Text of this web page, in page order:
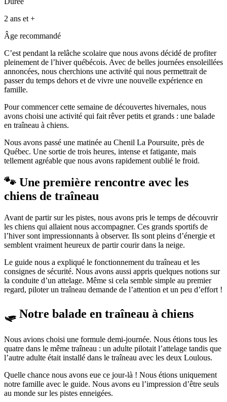
2 ans et +
Âge recommandé
C’est pendant la relâche scolaire que nous avons décidé de profiter
pleinement de l’hiver québécois. Avec de belles journées ensoleillées
annoncées, nous cherchions une activité qui nous permettrait de
passer du temps dehors et de vivre une nouvelle expérience en
famille.
Pour commencer cette semaine de découvertes hivernales, nous
avons choisi une activité qui fait rêver petits et grands : une balade
en traîneau à chiens.
Nous avons passé une matinée au Chenil La Poursuite, près de
Québec. Une sortie de trois heures, intense et fatigante, mais
tellement agréable que nous avons rapidement oublié le froid.
🐾 Une première rencontre avec les
chiens de traîneau
Avant de partir sur les pistes, nous avons pris le temps de découvrir
les chiens qui allaient nous accompagner. Ces grands sportifs de
l’hiver sont impressionnants à observer. Ils sont pleins d’énergie et
semblent vraiment heureux de partir courir dans la neige.
Le guide nous a expliqué le fonctionnement du traîneau et les
consignes de sécurité. Nous avons aussi appris quelques notions sur
la conduite d’un attelage. Même si cela semble simple au premier
regard, piloter un traîneau demande de l’attention et un peu d’effort !
🛷 Notre balade en traîneau à chiens
Nous avions choisi une formule demi-journée. Nous étions tous les
quatre dans le même traîneau : un adulte pilotait l’attelage tandis que
l’autre adulte était installé dans le traîneau avec les deux Loulous.
Quelle chance nous avons eue ce jour-là ! Nous étions uniquement
notre famille avec le guide. Nous avons eu l’impression d’être seuls
au monde sur les pistes enneigées.